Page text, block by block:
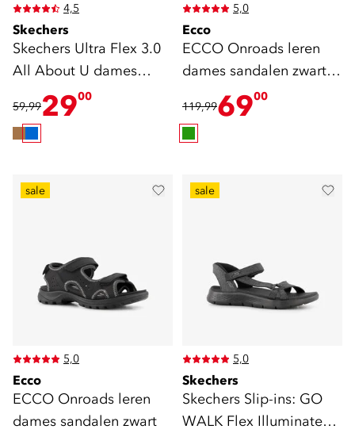
4,5
Skechers
Skechers Ultra Flex 3.0
All About U dames
sandalen blauw
59,992900
5,0
Ecco
ECCO Onroads leren
dames sandalen zwart
119,996900
sale
5,0
Ecco
ECCO Onroads leren
dames sandalen zwart
sale
5,0
Skechers
Skechers Slip-ins: GO
WALK Flex Illuminate